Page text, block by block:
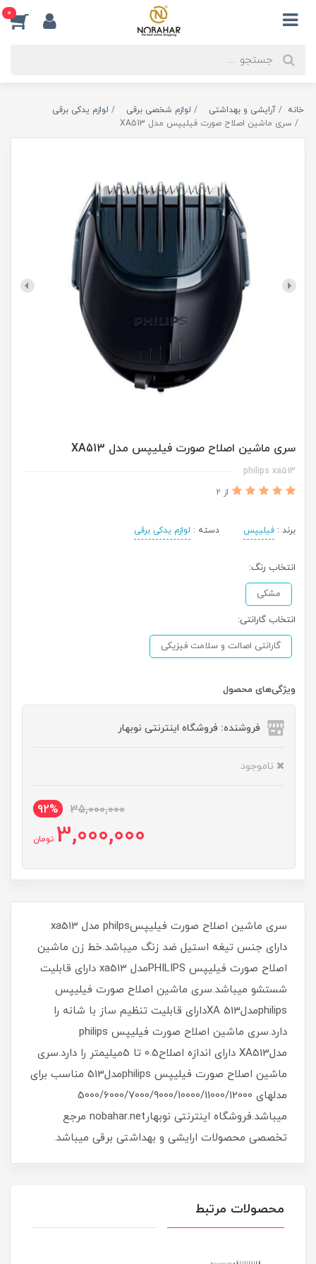
0
خانه آرایشی و بهداشتی لوازم شخصی برقی
لوازم یدکی برقی
سری ماشین اصلاح صورت فیلیپس مدل XA513
سری ماشین اصلاح صورت فیلیپس مدل XA513
philips xa513
از 2
برند : فیلیپس دسته : لوازم یدکی برقی
انتخاب رنگ:
مشکی
انتخاب گارانتی:
گارانتی اصالت و سلامت فیزیکی
ویژگی‌های محصول
فروشنده: فروشگاه اینترنتی نوبهار
ناموجود
35,000,000
92%
3,000,000 تومان
سری ماشین اصلاح صورت فیلیپسphilps مدل xa513
دارای جنس تیغه استیل ضد زنگ میباشد.خط زن ماشین
اصلاح صورت فیلیپس PHILIPSمدل xa513 دارای قابلیت
شستشو میباشد.سری ماشین اصلاح صورت فیلیپس
philipsمدلXA 513دارای قابلیت تنظیم ساز با شانه را
دارد.سری ماشین اصلاح صورت فیلیپس philips
مدلXA513 دارای اندازه اصلاح0.5 تا 5میلیمتر را دارد.سری
ماشین اصلاح صورت فیلیپس philipsمدل513 مناسب برای
مدلهای 5000/6000/7000/9000/10000/11000/12000
میباشد.فروشگاه اینترنتی نوبهارnobahar.net مرجع
تخصصی محصولات ارایشی و بهداشتی برقی میباشد.
محصولات مرتبط